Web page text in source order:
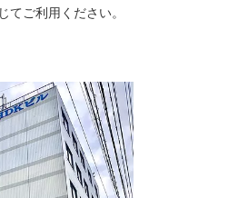
ご利用ください。